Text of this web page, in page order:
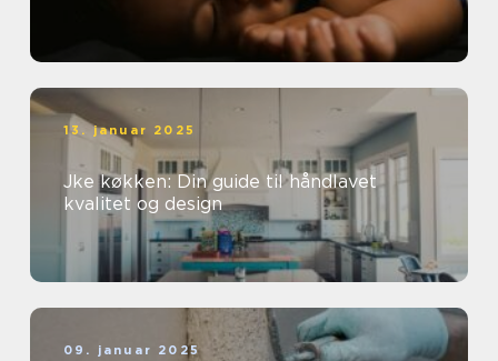
13. januar 2025
Jke køkken: Din guide til håndlavet
kvalitet og design
09. januar 2025